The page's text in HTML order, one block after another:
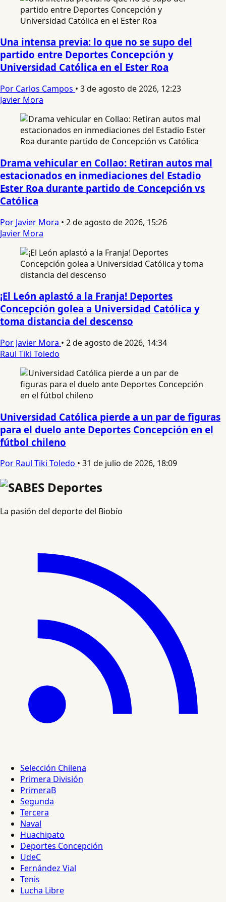
Una intensa previa: lo que no se supo del
partido entre Deportes Concepción y
Universidad Católica en el Ester Roa
Por Carlos Campos • 3 de agosto de 2026, 12:23
Javier Mora
Drama vehicular en Collao: Retiran autos mal
estacionados en inmediaciones del Estadio
Ester Roa durante partido de Concepción vs
Católica
Por Javier Mora • 2 de agosto de 2026, 15:26
Javier Mora
¡El León aplastó a la Franja! Deportes
Concepción golea a Universidad Católica y
toma distancia del descenso
Por Javier Mora • 2 de agosto de 2026, 14:34
Raul Tiki Toledo
Universidad Católica pierde a un par de figuras
para el duelo ante Deportes Concepción en el
fútbol chileno
Por Raul Tiki Toledo • 31 de julio de 2026, 18:09
La pasión del deporte del Biobío
Selección Chilena
Primera División
PrimeraB
Segunda
Tercera
Naval
Huachipato
Deportes Concepción
UdeC
Fernández Vial
Tenis
Lucha Libre